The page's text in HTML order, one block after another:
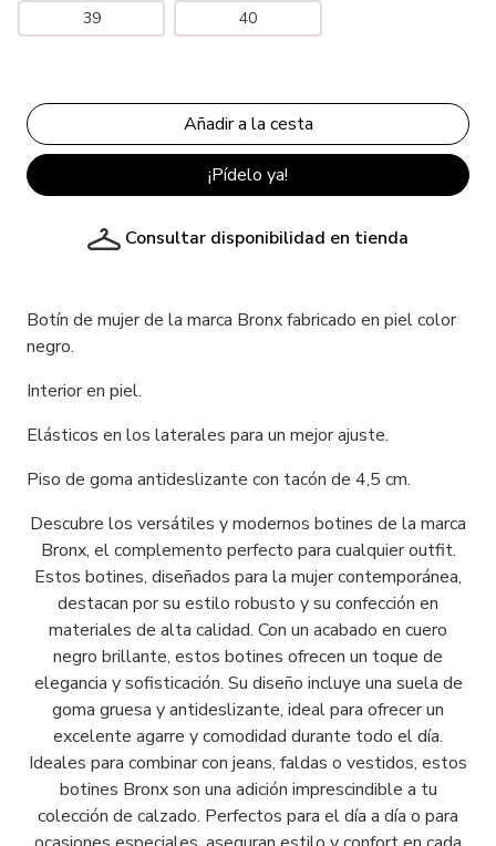
39 40
¡Pídelo ya!
Consultar disponibilidad en tienda
Botín de mujer de la marca Bronx fabricado en piel color
negro.
Interior en piel.
Elásticos en los laterales para un mejor ajuste.
Piso de goma antideslizante con tacón de 4,5 cm.
Descubre los versátiles y modernos botines de la marca
Bronx, el complemento perfecto para cualquier outfit.
Estos botines, diseñados para la mujer contemporánea,
destacan por su estilo robusto y su confección en
materiales de alta calidad. Con un acabado en cuero
negro brillante, estos botines ofrecen un toque de
elegancia y sofisticación. Su diseño incluye una suela de
goma gruesa y antideslizante, ideal para ofrecer un
excelente agarre y comodidad durante todo el día.
Ideales para combinar con jeans, faldas o vestidos, estos
botines Bronx son una adición imprescindible a tu
colección de calzado. Perfectos para el día a día o para